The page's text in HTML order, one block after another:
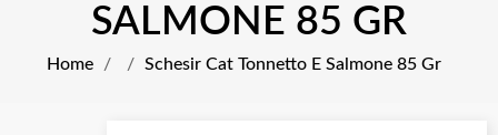
SALMONE 85 GR
Home Schesir Cat Tonnetto E Salmone 85 Gr